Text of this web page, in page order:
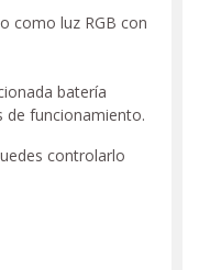
como luz RGB con
batería
de funcionamiento.
controlarlo